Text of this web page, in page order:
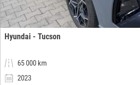
Hyundai - Tucson
65 000 km
2023